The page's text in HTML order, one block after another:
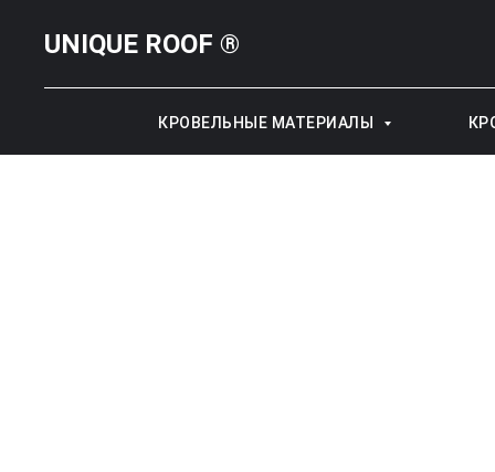
UNIQUE ROOF ®
КРОВЕЛЬНЫЕ МАТЕРИАЛЫ